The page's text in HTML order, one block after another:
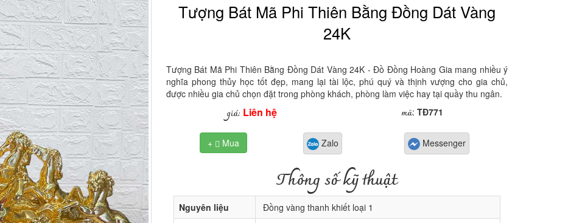
Tượng Bát Mã Phi Thiên Bằng Đồng Dát Vàng
24K
Tượng Bát Mã Phi Thiên Bằng Đồng Dát Vàng 24K - Đồ Đồng Hoàng Gia mang nhiều ý
nghĩa phong thủy học tốt đẹp, mang lại tài lộc, phú quý và thịnh vượng cho gia chủ,
được nhiều gia chủ chọn đặt trong phòng khách, phòng làm việc hay tại quầy thu ngân.
giá: Liên hệ mã:TĐ771
+  Mua Zalo Messenger
Thông số kỹ thuật
Nguyên liệu
Đồng vàng thanh khiết loại 1